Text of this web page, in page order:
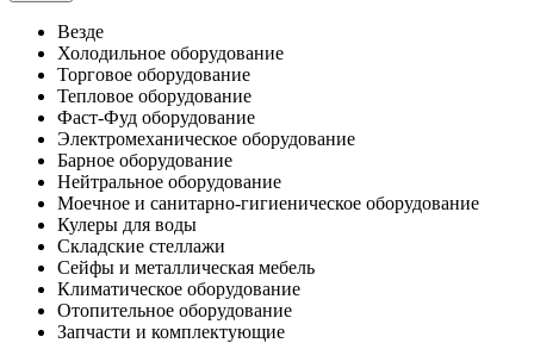
Везде
Холодильное оборудование
Торговое оборудование
Тепловое оборудование
Фаст-Фуд оборудование
Электромеханическое оборудование
Барное оборудование
Нейтральное оборудование
Моечное и санитарно-гигиеническое оборудование
Кулеры для воды
Складские стеллажи
Сейфы и металлическая мебель
Климатическое оборудование
Отопительное оборудование
Запчасти и комплектующие